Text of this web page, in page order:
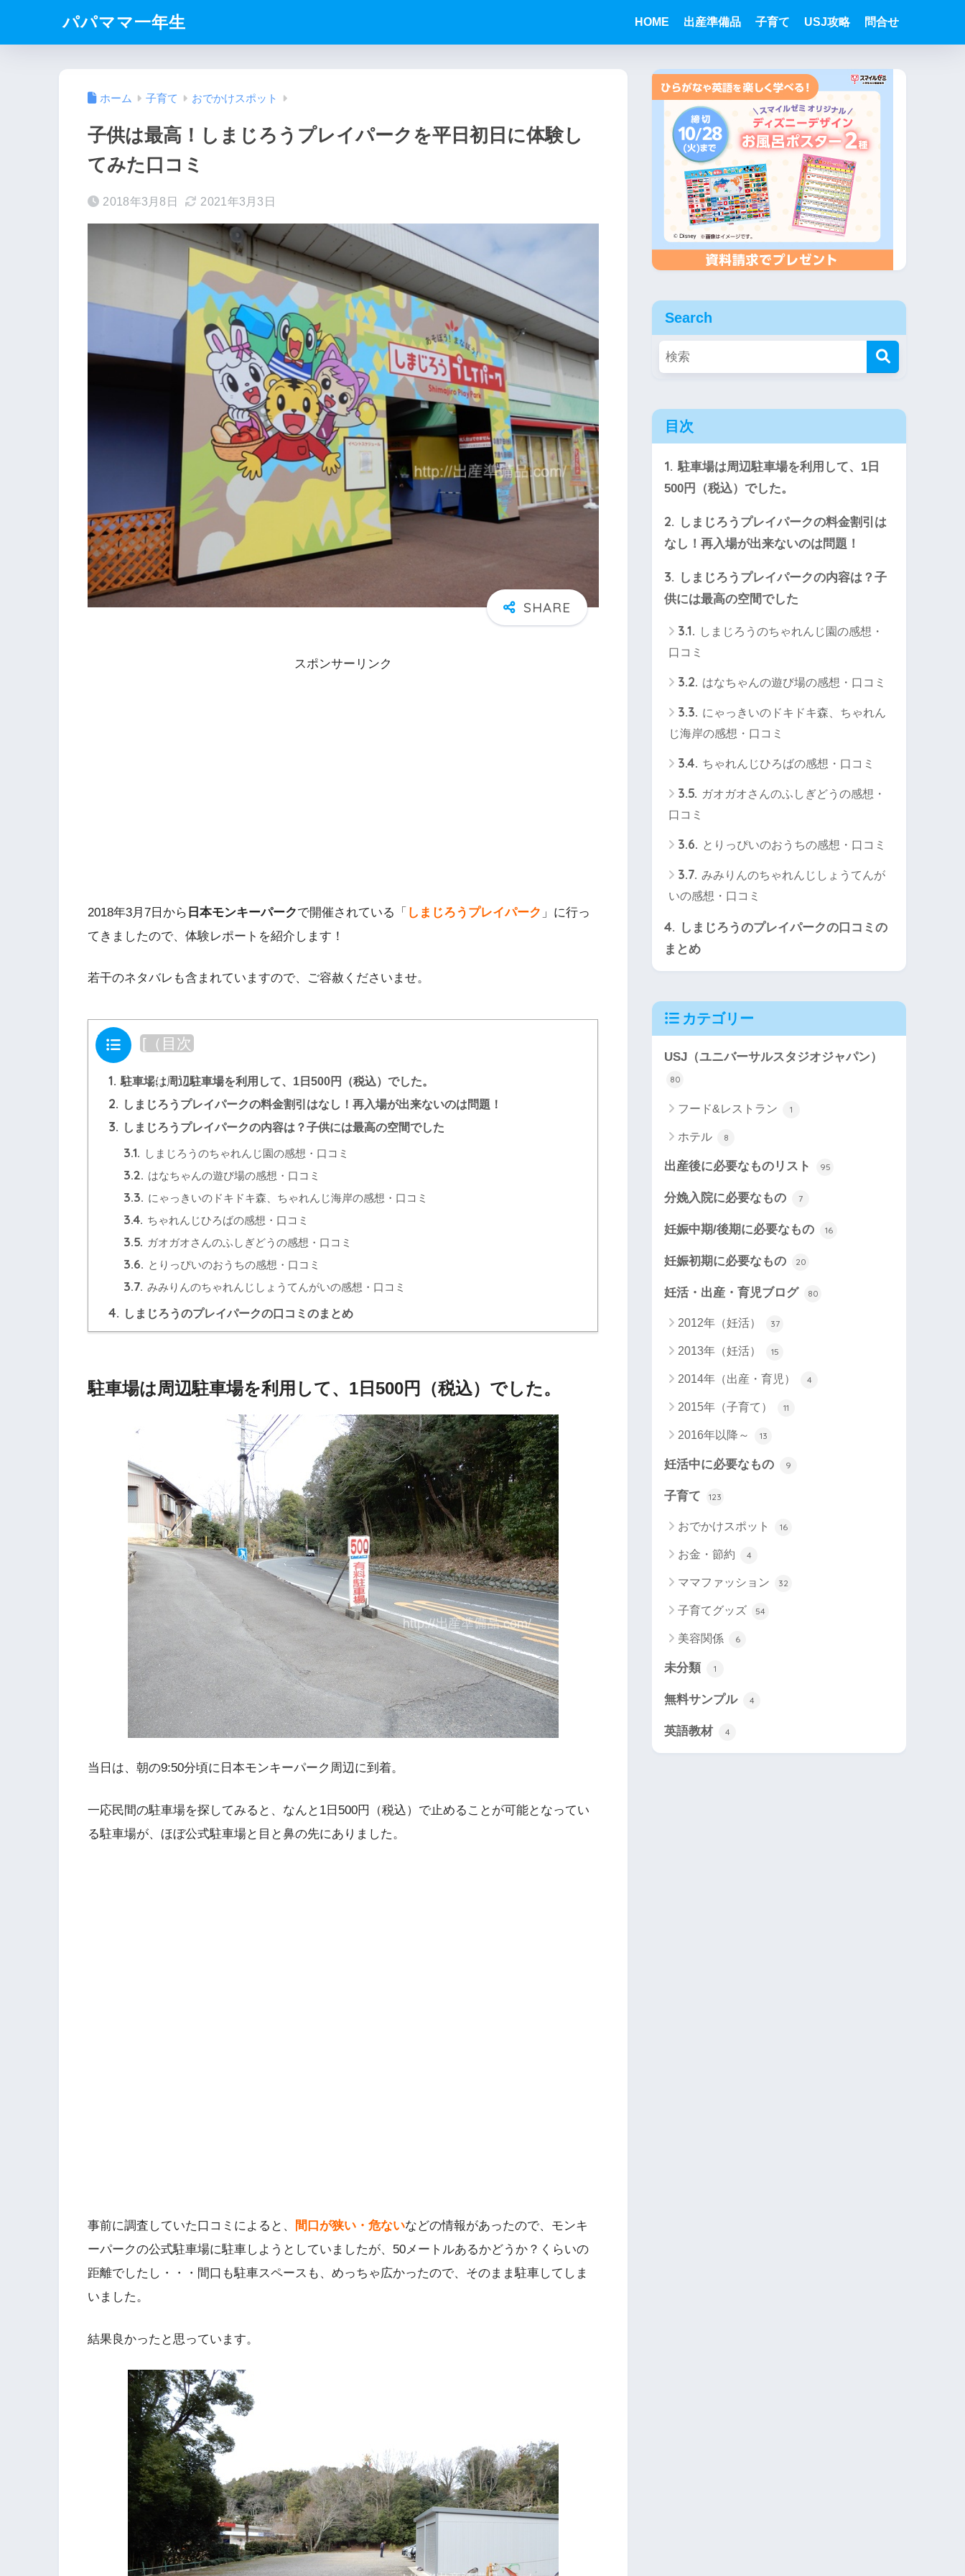
パパママ一年生 HOME 出産準備品 子育て USJ攻略 問合せ
ホーム 子育て おでかけスポット
子供は最高！しまじろうプレイパークを平日初日に体験し
てみた口コミ
2018年3月8日 2021年3月3日
スポンサーリンク
2018年3月7日から 日本モンキーパークで開催されている「 しまじろうプレイパーク 」に行っ
てきましたので、体験レポートを紹介します！
若干のネタバレも含まれていますので、ご容赦くださいませ。
目次 [ （目次
る）]
1. 駐車場は周辺駐車場を利用して、1日500円（税込）でした。
2. しまじろうプレイパークの料金割引はなし！再入場が出来ないのは問題！
3. しまじろうプレイパークの内容は？子供には最高の空間でした
3.1. しまじろうのちゃれんじ園の感想・口コミ
3.2. はなちゃんの遊び場の感想・口コミ
3.3. にゃっきいのドキドキ森、ちゃれんじ海岸の感想・口コミ
3.4. ちゃれんじひろばの感想・口コミ
3.5. ガオガオさんのふしぎどうの感想・口コミ
3.6. とりっぴいのおうちの感想・口コミ
3.7. みみりんのちゃれんじしょうてんがいの感想・口コミ
4. しまじろうのプレイパークの口コミのまとめ
駐車場は周辺駐車場を利用して、1日500円（税込）でした。
当日は、朝の9:50分頃に日本モンキーパーク周辺に到着。
一応民間の駐車場を探してみると、なんと1日500円（税込）で止めることが可能となってい
る駐車場が、ほぼ公式駐車場と目と鼻の先にありました。
事前に調査していた口コミによると、 間口が狭い・危ないなどの情報があったので、モンキ
ーパークの公式駐車場に駐車しようとしていましたが、50メートルあるかどうか？くらいの
距離でしたし・・・間口も駐車スペースも、めっちゃ広かったので、そのまま駐車してしま
いました。
結果良かったと思っています。
Search
目次
1. 駐車場は周辺駐車場を利用して、1日
500円（税込）でした。
2. しまじろうプレイパークの料金割引は
なし！再入場が出来ないのは問題！
3. しまじろうプレイパークの内容は？子
供には最高の空間でした
3.1. しまじろうのちゃれんじ園の感想・
口コミ
3.2. はなちゃんの遊び場の感想・口コミ
3.3. にゃっきいのドキドキ森、ちゃれん
じ海岸の感想・口コミ
3.4. ちゃれんじひろばの感想・口コミ
3.5. ガオガオさんのふしぎどうの感想・
口コミ
3.6. とりっぴいのおうちの感想・口コミ
3.7. みみりんのちゃれんじしょうてんが
いの感想・口コミ
4. しまじろうのプレイパークの口コミの
まとめ
カテゴリー
USJ（ユニバーサルスタジオジャパン）
80
フード&レストラン 1
ホテル 8
出産後に必要なものリスト 95
分娩入院に必要なもの 7
妊娠中期/後期に必要なもの 16
妊娠初期に必要なもの 20
妊活・出産・育児ブログ 80
2012年（妊活） 37
2013年（妊活） 15
2014年（出産・育児） 4
2015年（子育て） 11
2016年以降～ 13
妊活中に必要なもの 9
子育て 123
おでかけスポット 16
お金・節約 4
ママファッション 32
子育てグッズ 54
美容関係 6
未分類 1
無料サンプル 4
英語教材 4